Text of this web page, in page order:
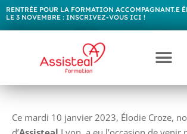
RENTRÉE POUR LA FORMATION ACCOMPAGNANT.E
LE 3 NOVEMBRE : INSCRIVEZ-VOUS ICI !
Ce mardi 10 janvier 2023, Élodie Croze,